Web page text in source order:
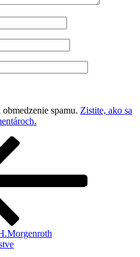
spamu. Zistite, ako sa